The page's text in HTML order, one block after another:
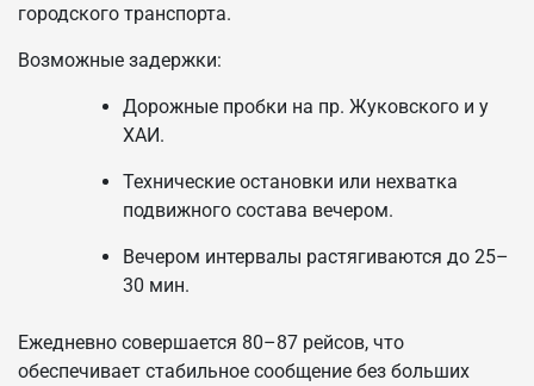
городского транспорта.
Возможные задержки:
Дорожные пробки на пр. Жуковского и у
ХАИ.
Технические остановки или нехватка
подвижного состава вечером.
Вечером интервалы растягиваются до 25–
30 мин.
Ежедневно совершается 80–87 рейсов, что
обеспечивает стабильное сообщение без больших